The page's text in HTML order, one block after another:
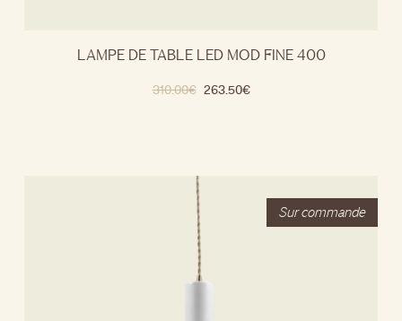
LAMPE DE TABLE LED MOD FINE 400
310.00€ 263.50€